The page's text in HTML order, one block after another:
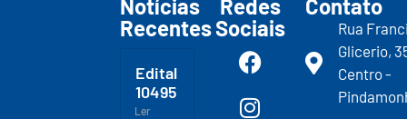
Notícias
Recentes
Edital
10495
Ler
Redes
Sociais
Contato
Rua
Glicerio,
Centro -